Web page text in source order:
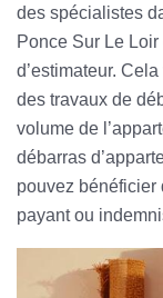
des spécialistes
Ponce Sur Le
d’estimateur.
des travaux de
volume de
débarras
pouvez bénéficier
payant ou